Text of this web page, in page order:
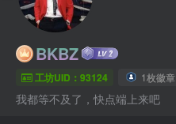
BKBZ
工坊UID：93124 1枚徽章
我都等不及了，快点端上来吧